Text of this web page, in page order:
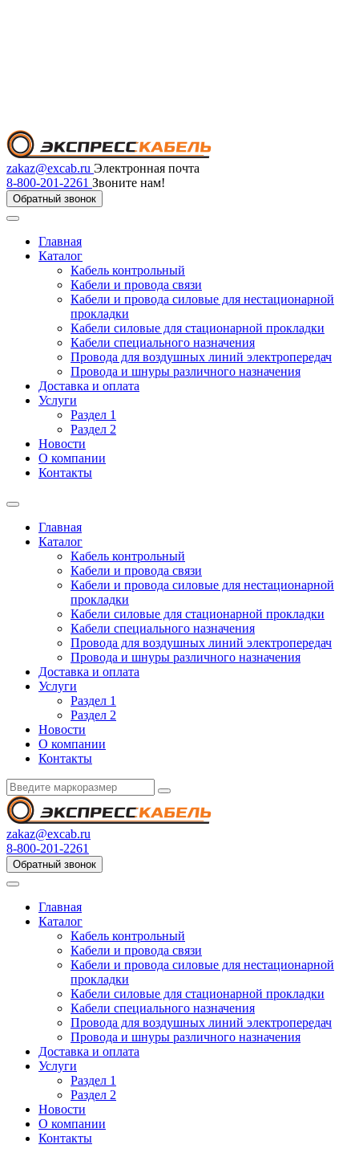
zakaz@excab.ru Электронная почта
8-800-201-2261 Звоните нам!
Обратный звонок
Главная
Каталог
Кабель контрольный
Кабели и провода связи
Кабели и провода силовые для нестационарной
прокладки
Кабели силовые для стационарной прокладки
Кабели специального назначения
Провода для воздушных линий электропередач
Провода и шнуры различного назначения
Доставка и оплата
Услуги
Раздел 1
Раздел 2
Новости
О компании
Контакты
Главная
Каталог
Кабель контрольный
Кабели и провода связи
Кабели и провода силовые для нестационарной
прокладки
Кабели силовые для стационарной прокладки
Кабели специального назначения
Провода для воздушных линий электропередач
Провода и шнуры различного назначения
Доставка и оплата
Услуги
Раздел 1
Раздел 2
Новости
О компании
Контакты
zakaz@excab.ru
8-800-201-2261
Обратный звонок
Главная
Каталог
Кабель контрольный
Кабели и провода связи
Кабели и провода силовые для нестационарной
прокладки
Кабели силовые для стационарной прокладки
Кабели специального назначения
Провода для воздушных линий электропередач
Провода и шнуры различного назначения
Доставка и оплата
Услуги
Раздел 1
Раздел 2
Новости
О компании
Контакты